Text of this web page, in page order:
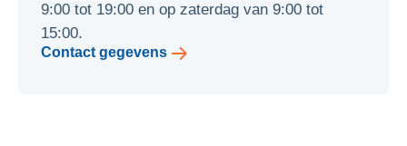
9:00 tot 19:00 en op zaterdag van 9:00 tot
15:00.
Contact gegevens